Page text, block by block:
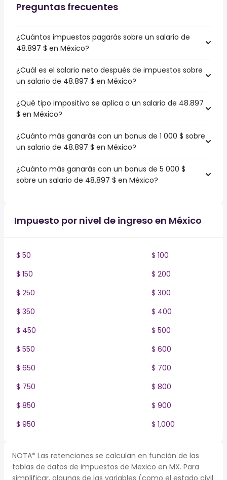
Preguntas frecuentes
¿Cuántos impuestos pagarás sobre un salario de
48.897 $ en México?
¿Cuál es el salario neto después de impuestos sobre
un salario de 48.897 $ en México?
¿Qué tipo impositivo se aplica a un salario de 48.897
$ en México?
¿Cuánto más ganarás con un bonus de 1 000 $ sobre
un salario de 48.897 $ en México?
¿Cuánto más ganarás con un bonus de 5 000 $
sobre un salario de 48.897 $ en México?
Impuesto por nivel de ingreso en México
$ 50
$ 100
$ 150
$ 200
$ 250
$ 300
$ 350
$ 400
$ 450
$ 500
$ 550
$ 600
$ 650
$ 700
$ 750
$ 800
$ 850
$ 900
$ 950
$ 1,000
NOTA* Las retenciones se calculan en función de las
tablas de datos de impuestos de Mexico en MX. Para
simplificar, algunas de las variables (como el estado civil